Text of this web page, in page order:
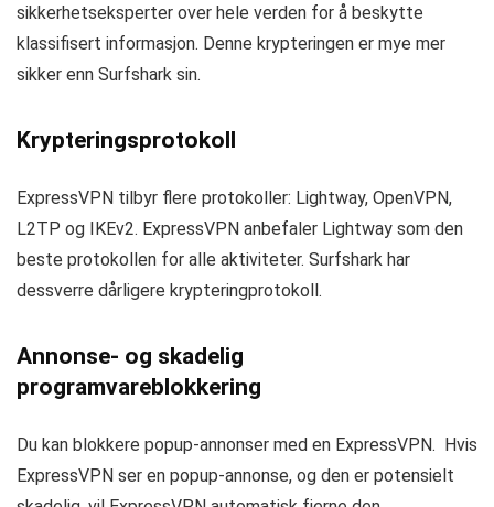
sikkerhetseksperter over hele verden for å beskytte
klassifisert informasjon. Denne krypteringen er mye mer
sikker enn Surfshark sin.
Krypteringsprotokoll
ExpressVPN tilbyr flere protokoller: Lightway, OpenVPN,
L2TP og IKEv2. ExpressVPN anbefaler Lightway som den
beste protokollen for alle aktiviteter. Surfshark har
dessverre dårligere krypteringprotokoll.
Annonse- og skadelig
programvareblokkering
Du kan blokkere popup-annonser med en ExpressVPN. Hvis
ExpressVPN ser en popup-annonse, og den er potensielt